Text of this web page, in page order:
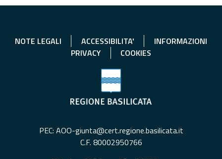
NOTE LEGALI ACCESSIBILITA'
INFORMAZIONI
PRIVACY
COOKIES
PEC: AOO-giunta@cert.regione.basilicata.it
C.F. 80002950766